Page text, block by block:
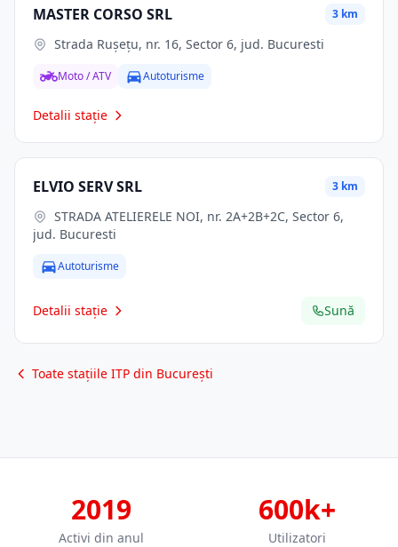
MASTER CORSO SRL 3 km
Strada Rușețu, nr. 16, Sector 6, jud. Bucuresti
Moto / ATV Autoturisme
Detalii stație
ELVIO SERV SRL 3 km
jud. Bucuresti
Autoturisme
Detalii stație Sună
Toate stațiile ITP din București
2019
Activi din anul
600k+
Utilizatori